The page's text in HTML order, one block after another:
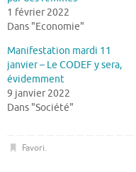
1 février 2022
Dans "Economie"
Manifestation mardi 11
janvier – Le CODEF y sera,
évidemment
9 janvier 2022
Dans "Société"
Favori.